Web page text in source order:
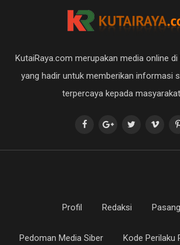
KutaiRaya.com merupakan media online
yang hadir untuk memberikan informasi
terpercaya kepada
Profil Redaksi
Pedoman Media Siber Kode Perilaku